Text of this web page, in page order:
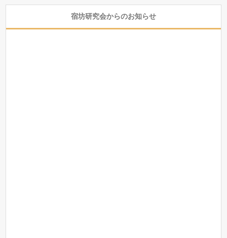
宿坊研究会からのお知らせ